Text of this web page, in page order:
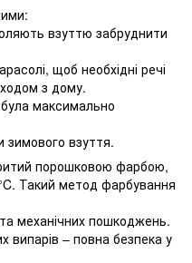
взуттю забруднити
щоб необхідні речі
з дому.
максимально
зимового взуття.
порошковою фарбою,
Такий метод фарбування
механічних пошкоджень.
випарів – повна безпека у